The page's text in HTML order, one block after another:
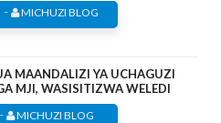
- MICHUZI BLOG
MAANDALIZI YA UCHAGUZI
MJI, WASISITIZWA WELEDI
- MICHUZI BLOG